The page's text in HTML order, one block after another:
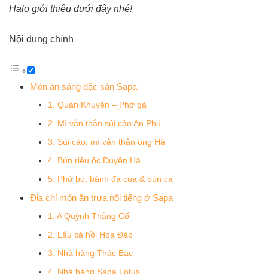
Halo giới thiệu dưới đây nhé!
Nội dung chính
Món ăn sáng đặc sản Sapa
1. Quán Khuyên – Phở gà
2. Mì vằn thắn sủi cảo An Phú
3. Sủi cảo, mì vằn thắn ông Há
4. Bún riêu ốc Duyên Hà
5. Phở bò, bánh đa cua & bún cá
Địa chỉ món ăn trưa nổi tiếng ở Sapa
1. A Quỳnh Thắng Cố
2. Lẩu cá hồi Hoa Đào
3. Nhà hàng Thác Bạc
4. Nhà hàng Sapa Lotus